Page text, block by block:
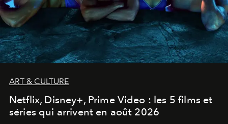
ART & CULTURE
Netflix, Disney+, Prime Video : les 5 films et
séries qui arrivent en août 2026